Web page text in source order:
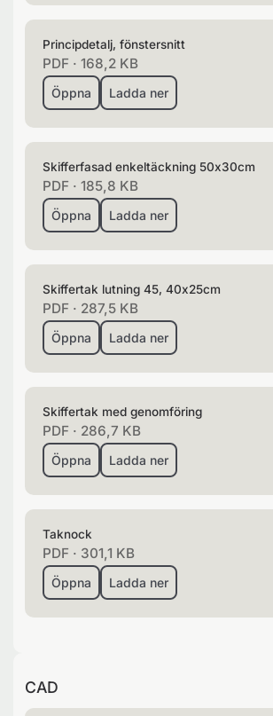
Principdetalj, fönstersnitt
PDF ·168,2 KB
Öppna Ladda ner
Skifferfasad enkeltäckning 50x30cm
PDF ·185,8 KB
Öppna Ladda ner
Skiffertak lutning 45, 40x25cm
PDF · 287,5 KB
Öppna Ladda ner
Skiffertak med genomföring
PDF · 286,7 KB
Öppna Ladda ner
Taknock
PDF · 301,1 KB
Öppna Ladda ner
CAD